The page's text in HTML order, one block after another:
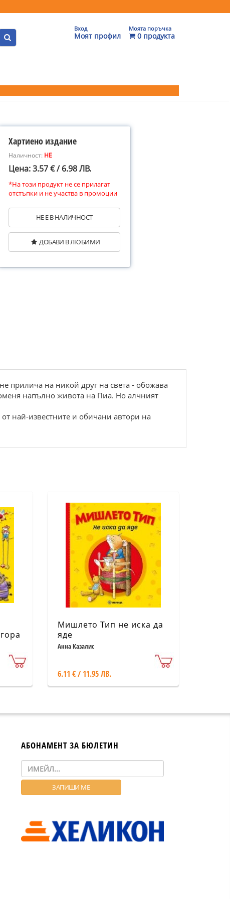
Вход
Моят профил
Моята поръчка
0 продукта
Хартиено издание
Наличност: НЕ
Цена: 3.57 € / 6.98 ЛВ.
*На този продукт не се прилагат
отстъпки и не участва в промоции
НЕ Е В НАЛИЧНОСТ
ДОБАВИ В ЛЮБИМИ
прилича на никой друг на света - обожава
напълно живота на Пиа. Но алчният
най-известните и обичани автори на
Мишлето Тип не иска да
яде
Анна Казалис
6.11 € / 11.95 ЛВ.
АБОНАМЕНТ ЗА БЮЛЕТИН